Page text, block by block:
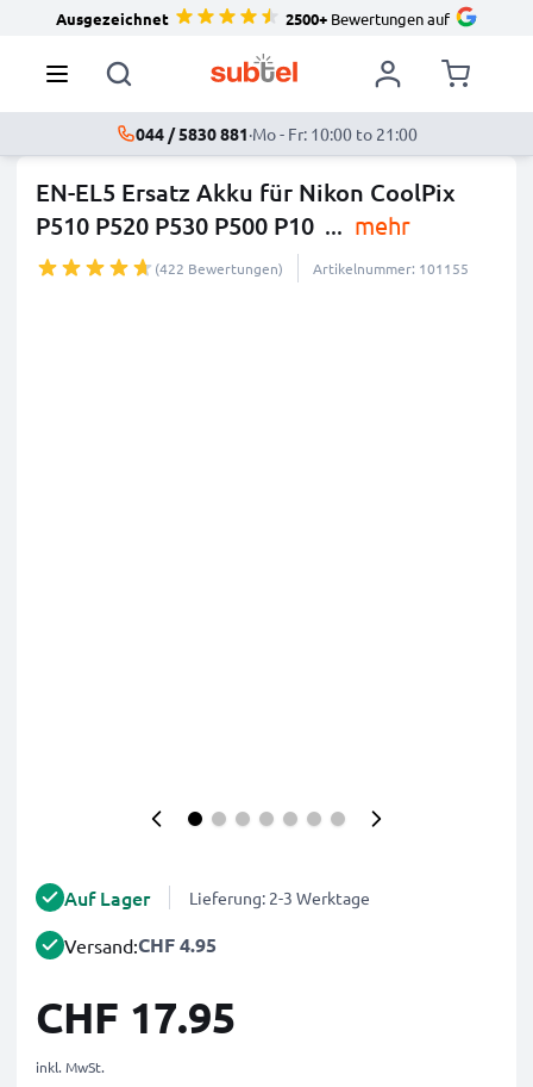
Ausgezeichnet 2500+Bewertungen auf
044 / 5830 881·Mo - Fr: 10:00 to 21:00
EN-EL5 Ersatz Akku für Nikon CoolPix
P510 P520 P530 P500 P10 ... mehr
(422 Bewertungen) Artikelnummer: 101155
Auf Lager Lieferung: 2-3 Werktage
Versand:CHF 4.95
CHF 17.95
inkl. MwSt.